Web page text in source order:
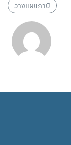
วางแผนภาษี